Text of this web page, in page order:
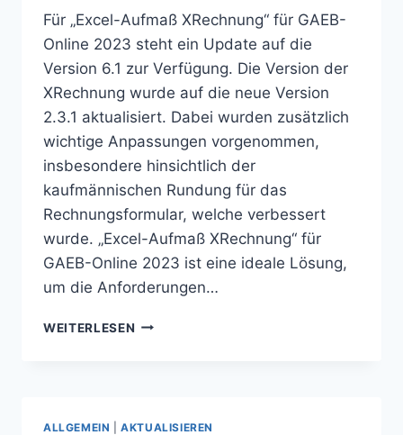
Für „Excel-Aufmaß XRechnung“ für GAEB-
Online 2023 steht ein Update auf die
Version 6.1 zur Verfügung. Die Version der
XRechnung wurde auf die neue Version
2.3.1 aktualisiert. Dabei wurden zusätzlich
wichtige Anpassungen vorgenommen,
insbesondere hinsichtlich der
kaufmännischen Rundung für das
Rechnungsformular, welche verbessert
wurde. „Excel-Aufmaß XRechnung“ für
GAEB-Online 2023 ist eine ideale Lösung,
um die Anforderungen…
WEITERLESEN UPDATE:
ALLGEMEIN |AKTUALISIEREN